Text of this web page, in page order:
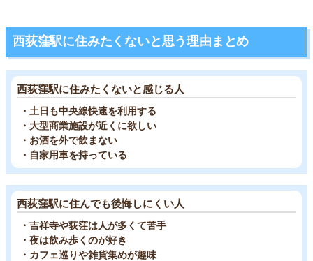
西荻窪駅に住みたくないと思う理由まとめ
西荻窪駅に住みたくないと感じる人
・土日も中央線快速を利用する
・大型商業施設が近くに欲しい
・お酒を外で飲まない
・自家用車を持っている
西荻窪駅に住んでも後悔しにくい人
・吉祥寺や荻窪は人が多くて苦手
・夜は飲み歩くのが好き
・カフェ巡りや雑貨集めが趣味